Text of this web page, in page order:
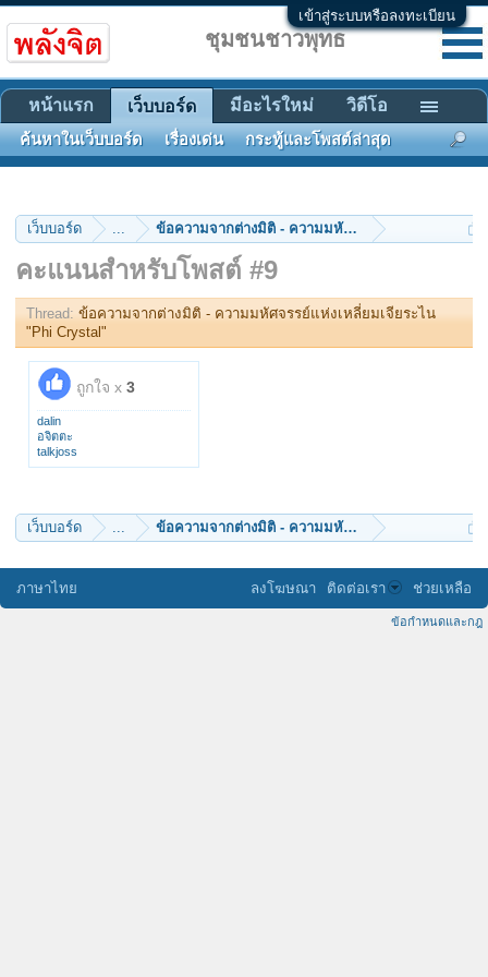
เข้าสู่ระบบหรือลงทะเบียน
เว็บบอร์ด ... ข้อความจากต่างมิติ - ความมหัศจรรย์แห่งเหลี่ยมเจียร
คะแนนสำหรับโพสต์ #9
Thread: ข้อความจากต่างมิติ - ความมหัศจรรย์แห่งเหลี่ยมเจียระไน
"Phi Crystal"
ถูกใจ x 3
dalin
อจิตตะ
talkjoss
เว็บบอร์ด ... ข้อความจากต่างมิติ - ความมหัศจรรย์แห่งเหลี่ยมเจียร
ชุมชนชาวพุทธ
หน้าแรก เว็บบอร์ด
ค้นหาในเว็บบอร์ด เรื่องเด่น กระทู้และโพสต์ล่าสุด
มีอะไรใหม่ วิดีโอ
ภาษาไทย ลงโฆษณา ติดต่อเรา ช่วยเหลือ
ข้อกำหนดและกฎ